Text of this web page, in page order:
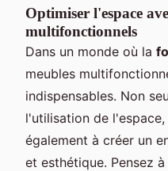
Optimiser l'espace
multifonctionnels
Dans un monde où la
meubles
indispensables. Non
l'utilisation de
également à créer un
et esthétique. Pensez